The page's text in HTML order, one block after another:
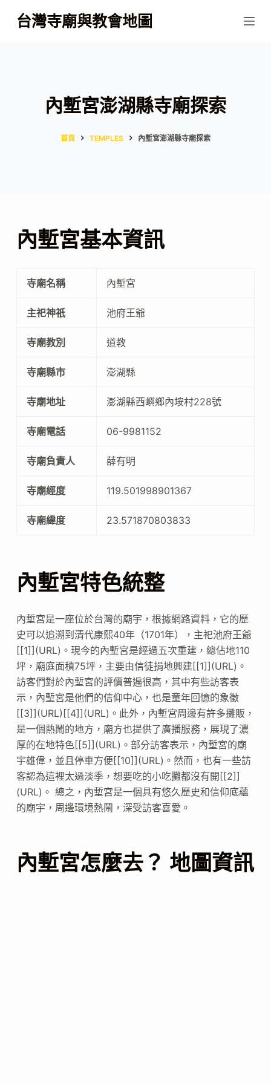
跳
至
台灣寺廟與教會地圖
內塹宮澎湖縣寺廟探索
首頁 TEMPLES 內塹宮澎湖縣寺廟探索
內塹宮基本資訊
寺廟名稱 內塹宮
主祀神祇 池府王爺
寺廟教別 道教
寺廟縣市 澎湖縣
寺廟地址 澎湖縣西嶼鄉內垵村228號
寺廟電話 06-9981152
寺廟負責人 薛有明
寺廟經度 119.501998901367
寺廟緯度 23.571870803833
內塹宮特色統整
內塹宮是一座位於台灣的廟宇，根據網路資料，它的歷
史可以追溯到清代康熙40年（1701年），主祀池府王爺
[[1]](URL)。現今的內塹宮是經過五次重建，總佔地110
坪，廟庭面積75坪，主要由信徒捐地興建[[1]](URL)。
訪客們對於內塹宮的評價普遍很高，其中有些訪客表
示，內塹宮是他們的信仰中心，也是童年回憶的象徵
[[3]](URL)[[4]](URL)。此外，內塹宮周邊有許多攤販，
是一個熱鬧的地方，廟方也提供了廣播服務，展現了濃
厚的在地特色[[5]](URL)。部分訪客表示，內塹宮的廟
宇雄偉，並且停車方便[[10]](URL)。然而，也有一些訪
客認為這裡太過淡季，想要吃的小吃攤都沒有開[[2]]
(URL)。 總之，內塹宮是一個具有悠久歷史和信仰底蘊
的廟宇，周邊環境熱鬧，深受訪客喜愛。
內塹宮怎麼去？ 地圖資訊